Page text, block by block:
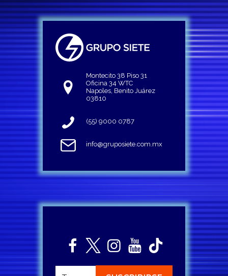
Montecito 38 Piso 31
Oficina 34 WTC
Napoles, Benito Juárez
03810
(55) 9000 0787
info@gruposiete.com.mx